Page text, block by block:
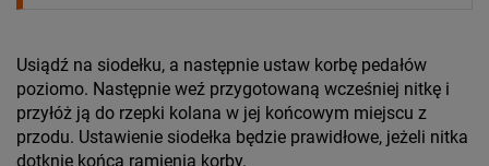
Usiądź na siodełku, a następnie ustaw korbę pedałów
poziomo. Następnie weź przygotowaną wcześniej nitkę i
przyłóż ją do rzepki kolana w jej końcowym miejscu z
przodu. Ustawienie siodełka będzie prawidłowe, jeżeli nitka
dotknie końca ramienia korby.